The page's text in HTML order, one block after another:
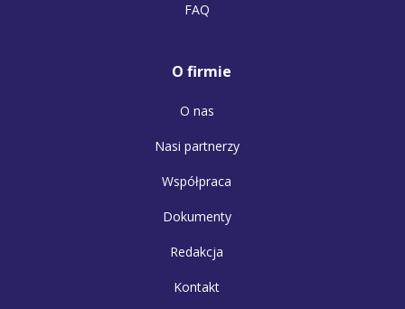
FAQ
O firmie
O nas
Nasi partnerzy
Współpraca
Dokumenty
Redakcja
Kontakt